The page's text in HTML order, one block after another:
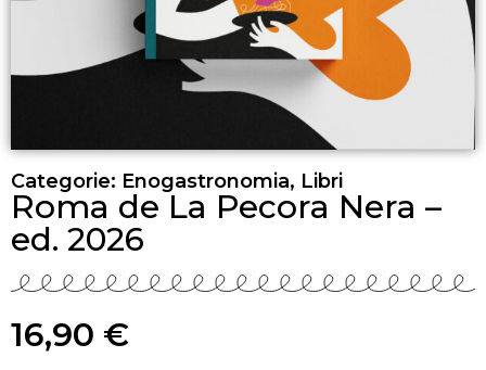
Categorie: Enogastronomia, Libri
Roma de La Pecora Nera –
ed. 2026
16,90 €